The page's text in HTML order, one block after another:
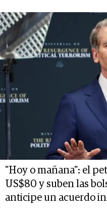
"Hoy o mañana": el
US$80 y suben las
anticipe un acuerdo